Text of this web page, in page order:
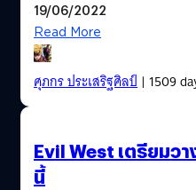
19/06/2022
Read More
ศุภกร ประเสริฐศิลป์| 1509
Evil West เตรียมว
นี้